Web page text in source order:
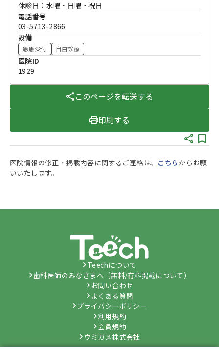
休診日：水曜・日曜・祝日
電話番号
03-5713-2866
設備
急患受付 自由診療
医院ID
1929
このページを転送する
印刷する
医院情報の修正・掲載内容に関するご連絡は、 こちらからお願
いいたします。
Teechについて
歯科医師のみなさまへ（無料/有料掲載について）
お問い合わせ
よくある質問
プライバシーポリシー
利用規約
会員規約
ウミガメ株式会社